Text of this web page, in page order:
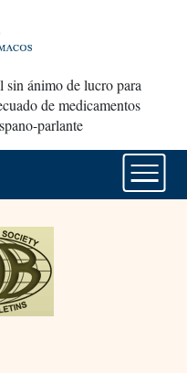
ánimo de lucro para
de medicamentos
parlante